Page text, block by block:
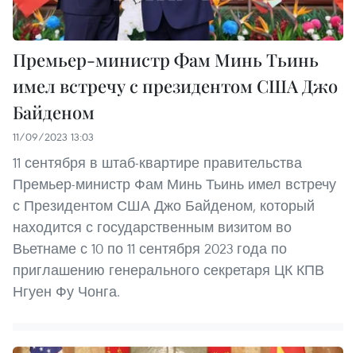
Премьер-министр Фам Минь Тьинь
имел встречу с президентом США Джо
Байденом
11/09/2023 13:03
11 сентября в штаб-квартире правительства
Премьер-министр Фам Минь Тьинь имел встречу
с Президентом США Джо Байденом, который
находится с государственным визитом во
Вьетнаме с 10 по 11 сентября 2023 года по
приглашению генерального секретаря ЦК КПВ
Нгуен Фу Чонга.